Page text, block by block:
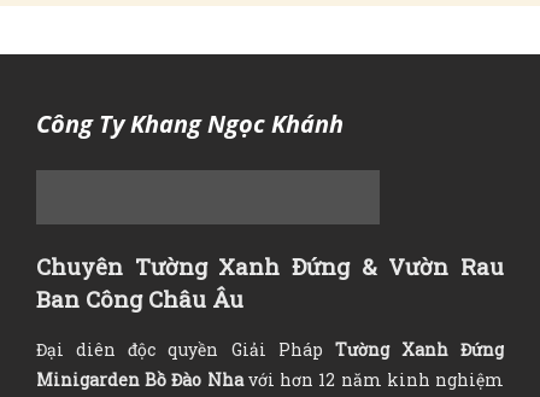
Công Ty Khang Ngọc Khánh
Chuyên Tường Xanh Đứng & Vườn Rau
Ban Công Châu Âu
Đại diên độc quyền Giải Pháp Tường Xanh Đứng
Minigarden Bồ Đào Nhavới hơn 12 năm kinh nghiệm